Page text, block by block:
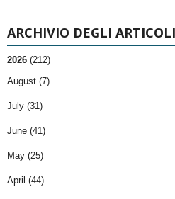
ARCHIVIO DEGLI ARTICOLI
2026 (212)
August (7)
July (31)
June (41)
May (25)
April (44)